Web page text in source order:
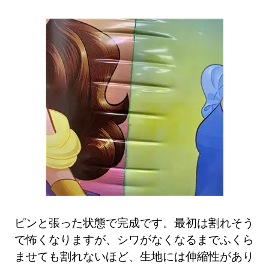
ピンと張った状態で完成です。最初は割れそう
で怖くなりますが、シワがなくなるまでふくら
ませても割れないほど、生地には伸縮性があり